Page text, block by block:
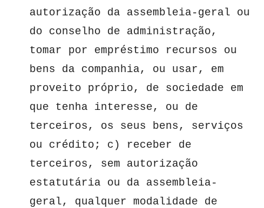
autorização da assembleia-geral ou
do conselho de administração,
tomar por empréstimo recursos ou
bens da companhia, ou usar, em
proveito próprio, de sociedade em
que tenha interesse, ou de
terceiros, os seus bens, serviços
ou crédito; c) receber de
terceiros, sem autorização
estatutária ou da assembleia-
geral, qualquer modalidade de